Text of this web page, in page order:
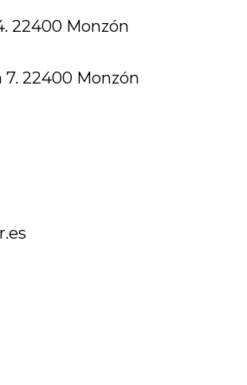
22400 Monzón
7. 22400 Monzón